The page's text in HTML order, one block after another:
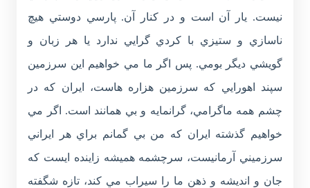
نيست. يار آن است و در کنار آن. پارسي دوستي هيچ
ناسازي و ستيزي با کردي گرايي ندارد يا هر زبان و
گويشي ديگر بومي. پس اگر ما مي خواهيم اين سرزمين
سپند اهورايي که سرزمين هزاره هاست، ايران که در
چشم همه ماگرامي، گرانمايه و بي همانند است. اگر مي
خواهيم گذشته ايران که من بي گمانم براي هر ايراني
سرزميني آرمانيست، سرچشمه هميشه زاينده ايست که
جان و انديشه و ذهن ما را سيراب مي کند، تازه شگفته